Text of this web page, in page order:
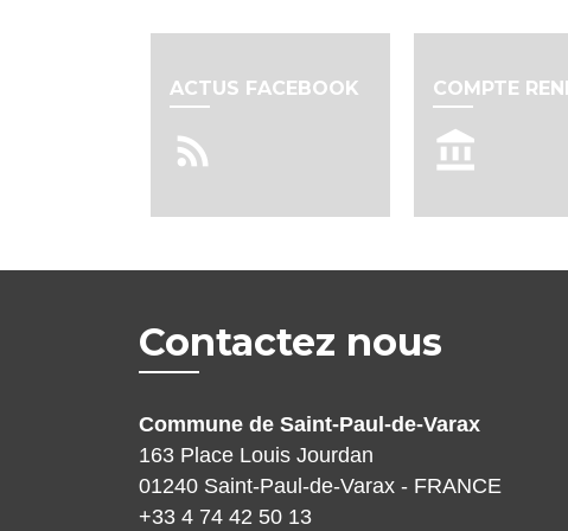
ACTUS FACEBOOK
rss_feed
COMPTE
account_balance
Contactez nous
Commune de Saint-Paul-de-Varax
163 Place Louis Jourdan
01240 Saint-Paul-de-Varax - FRANCE
+33 4 74 42 50 13